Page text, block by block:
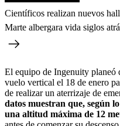
Científicos realizan nuevos
Marte albergara vida siglos
El equipo de Ingenuity planeó
vuelo vertical el 18 de enero
de realizar un aterrizaje de
datos muestran que, según
una altitud máxima de 12